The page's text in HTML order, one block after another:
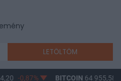
LETÖLTÖM
-0,87% BITCOIN 64 955,58